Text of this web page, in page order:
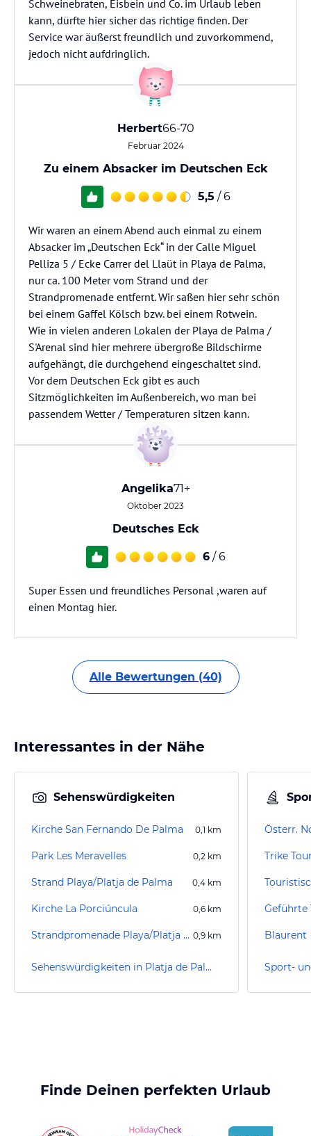
Schweinebraten, Eisbein und Co. im Urlaub leben
kann, dürfte hier sicher das richtige finden. Der
Service war äußerst freundlich und zuvorkommend,
jedoch nicht aufdringlich.
Herbert66-70
Februar 2024
Zu einem Absacker im Deutschen Eck
5,5 / 6
Wir waren an einem Abend auch einmal zu einem
Absacker im „Deutschen Eck“ in der Calle Miguel
Pelliza 5 / Ecke Carrer del Llaüt in Playa de Palma,
nur ca. 100 Meter vom Strand und der
Strandpromenade entfernt. Wir saßen hier sehr schön
bei einem Gaffel Kölsch bzw. bei einem Rotwein.
Wie in vielen anderen Lokalen der Playa de Palma /
S'Arenal sind hier mehrere übergroße Bildschirme
aufgehängt, die durchgehend eingeschaltet sind.
Vor dem Deutschen Eck gibt es auch
Sitzmöglichkeiten im Außenbereich, wo man bei
passendem Wetter / Temperaturen sitzen kann.
Angelika71+
Oktober 2023
Deutsches Eck
6 / 6
Super Essen und freundliches Personal ,waren auf
einen Montag hier.
Alle Bewertungen (40)
Interessantes in der Nähe
Sehenswürdigkeiten
Kirche San Fernando De Palma 0,1 km
Park Les Meravelles 0,2 km
Strand Playa/Platja de Palma 0,4 km
Kirche La Porciúncula 0,6 km
Strandpromenade Playa/Platja de Palma 0,9 km
Sehenswürdigkeiten in Platja de Palma / Playa de Palma
Trike
Blaurent
Finde Deinen perfekten Urlaub